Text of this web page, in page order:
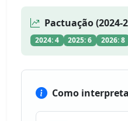
Pactuação (2024-
2024: 4 2025: 6 2026: 8
Como